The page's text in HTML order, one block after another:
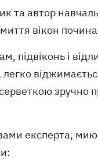
та автор
вікон
підвіконь і
легко
зручно
експерта,